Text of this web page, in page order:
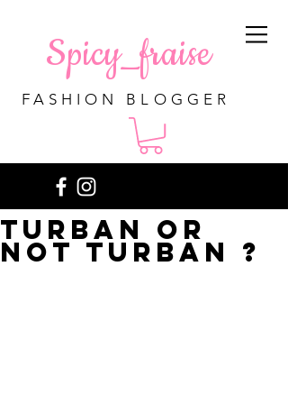
Spicy_fraise
FASHION BLOGGER
Turban or
not turban ?